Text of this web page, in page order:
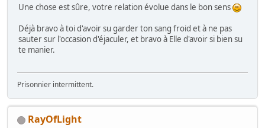
Une chose est sûre, votre relation évolue dans le bon sens
Déjà bravo à toi d'avoir su garder ton sang froid et à ne pas
sauter sur l'occasion d'éjaculer, et bravo à Elle d'avoir si bien su
te manier.
Prisonnier intermittent.
RayOfLight